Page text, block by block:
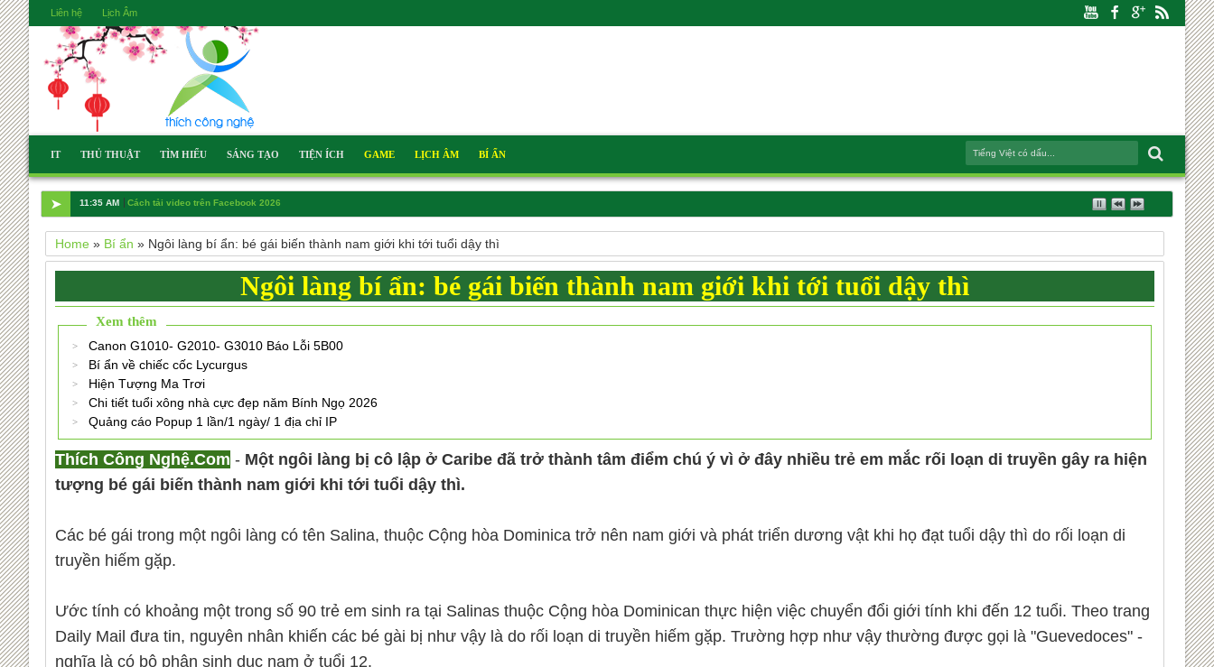
Liên hệ Lịch Âm
IT THỦ THUẬT TÌM HIỂU SÁNG TẠO TIỆN ÍCH GAME LỊCH ÂM BÍ ẨN
➤ 2:30 PM Hướng dẫn cách muối cà chuẩn Bắc
Home» Bí ẩn » Ngôi làng bí ẩn: bé gái biến thành nam giới khi tới tuổi dậy thì
Ngôi làng bí ẩn: bé gái biến thành nam giới khi tới tuổi dậy thì
Xem thêm
Canon G1010- G2010- G3010 Báo Lỗi 5B00
Bí ẩn về chiếc cốc Lycurgus
Hiện Tượng Ma Trơi
Chi tiết tuổi xông nhà cực đẹp năm Bính Ngọ 2026
Quảng cáo Popup 1 lần/1 ngày/ 1 địa chỉ IP
Thích Công Nghệ.Com - Một ngôi làng bị cô lập ở Caribe đã trở thành tâm điểm chú ý vì ở đây nhiều trẻ em mắc rối loạn di truyền gây ra hiện
tượng bé gái biến thành nam giới khi tới tuổi dậy thì.
Các bé gái trong một ngôi làng có tên Salina, thuộc Cộng hòa Dominica trở nên nam giới và phát triển dương vật khi họ đạt tuổi dậy thì do rối loạn di
truyền hiếm gặp.
Ước tính có khoảng một trong số 90 trẻ em sinh ra tại Salinas thuộc Cộng hòa Dominican thực hiện việc chuyển đổi giới tính khi đến 12 tuổi. Theo trang
Daily Mail đưa tin, nguyên nhân khiến các bé gài bị như vậy là do rối loạn di truyền hiếm gặp. Trường hợp như vậy thường được gọi là "Guevedoces" -
nghĩa là có bộ phận sinh dục nam ở tuổi 12.